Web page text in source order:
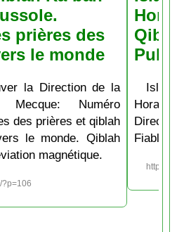
prières des
le monde
la Direction de la
Mecque: Numéro
des prières et qiblah
le monde. Qiblah
magnétique.
?p=106
Pubs
Fiable et
https://